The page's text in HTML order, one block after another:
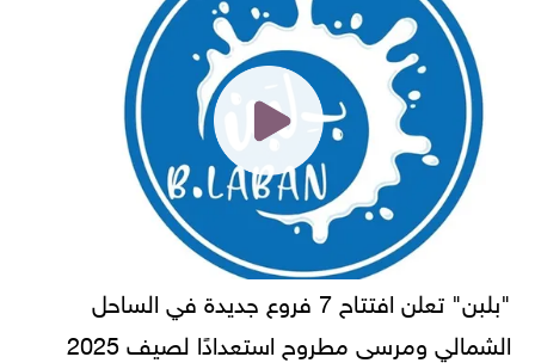
"بلبن" تعلن افتتاح 7 فروع جديدة في الساحل
الشمالي ومرسى مطروح استعدادًا لصيف 2025